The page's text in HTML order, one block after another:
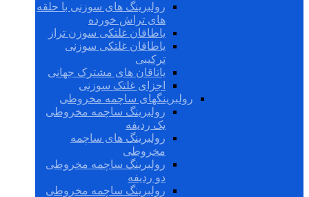
رولبرینگ های سوزنی با حلقه
های تراش خورده
یاطاقان غلتکی سوزن تراز
یاطاقان غلتکی سوزنی
ترکیبی
یاتاقان های مشترک جهانی
اجزای غلتک سوزنی
رولبرینگهای ساچمه مخروطی
رولبرینگ ساچمه مخروطی
یک ردیفه
رولبرینگ های ساچمه
مخروطی
رولبرینگ ساچمه مخروطی
دو ردیفه
رولبرینگ ساچمه مخروطی